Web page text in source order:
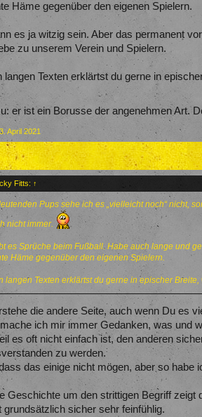
Häme gegenüber den eigenen Spielern.
es ja witzig sein. Aber das permanent
zu unserem Verein und Spielern.
langen Texten erklärtst du gerne in
er ist ein Borusse der angenehmen Art.
April 2021
Fitts: ↑
Pups sehe ich es „vielleicht noch“ nicht,
nicht immer.
es Sprüche beim Fußball. Habe auch lange und
Häme gegenüber den eigenen Spielern.
langen Texten erklärtst du gerne in epischer
die andere Seite, auch wenn Du es
ich mir immer Gedanken, was und
es oft nicht einfach ist, den anderen
zu werden.
das einige nicht mögen, aber so
Geschichte um den strittigen Begriff
grundsätzlich sicher sehr feinfühlig.